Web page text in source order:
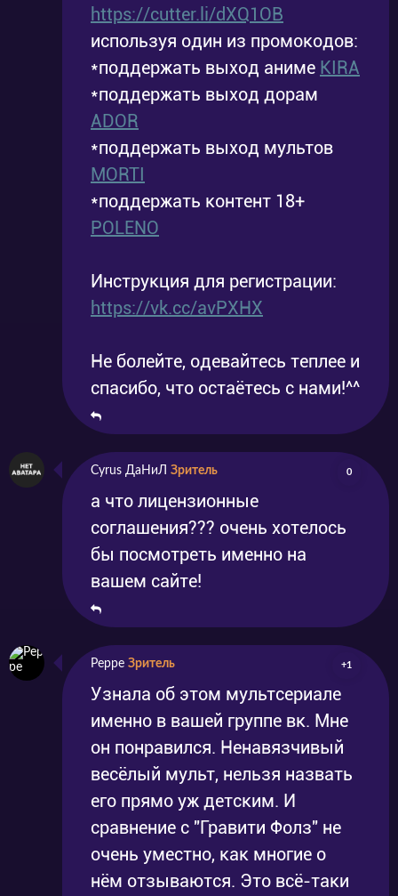
https://cutter.li/dXQ1OB
используя один из промокодов:
*поддержать выход аниме KIRA
*поддержать выход дорам
ADOR
*поддержать выход мультов
MORTI
*поддержать контент 18+
POLENO
Инструкция для регистрации:
https://vk.cc/avPXHX
Не болейте, одевайтесь теплее и
спасибо, что остаётесь с нами!^^
Cyrus ДаНиЛ Зритель 0
а что лицензионные
соглашения??? очень хотелось
бы посмотреть именно на
вашем сайте!
Peppe Зритель +1
Узнала об этом мультсериале
именно в вашей группе вк. Мне
он понравился. Ненавязчивый
весёлый мульт, нельзя назвать
его прямо уж детским. И
сравнение с "Гравити Фолз" не
очень уместно, как многие о
нём отзываются. Это всё-таки